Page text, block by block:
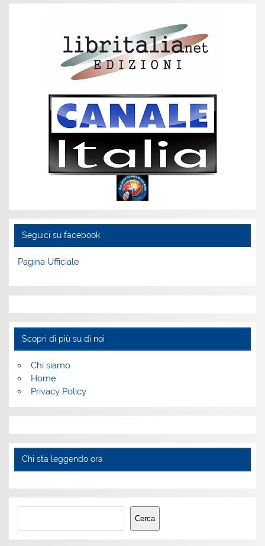
Seguici su facebook
Pagina Ufficiale
Scopri di più su di noi
Chi siamo
Home
Privacy Policy
Chi sta leggendo ora
Cerca
Cerca